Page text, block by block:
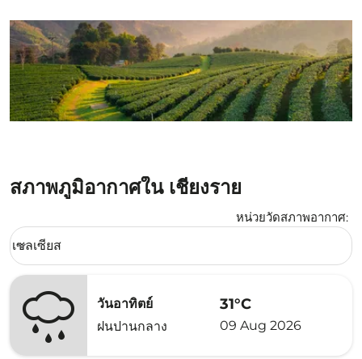
สภาพภูมิอากาศใน เชียงราย
หน่วยวัดสภาพอากาศ:
Weather unit option เซลเซียส Selected
เซลเซียส
keyboard_arrow_down
วันอาทิตย์
ฝนปานกลาง
31°C
09 Aug 2026